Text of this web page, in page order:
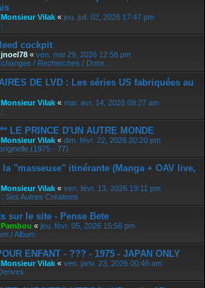
Monsieur Vilak « jeu. juil. 02, 2026 17:47 pm
cockpit
jnoel78 « ven. mai 29, 2026 12:58 pm
/ Recherches / Dons
DE LVD : Les séries US fabriquées au
Monsieur Vilak « mar. avr. 14, 2026 09:27 am
LE PRINCE D'UN AUTRE MONDE
Monsieur Vilak « dim. févr. 22, 2026 20:20 pm
(1975 - 77)
la "masseuse" itinérante (Manga + OAV live,
Monsieur Vilak « ven. févr. 13, 2026 19:11 pm
Ses Autres Créations
sur le site - Pense Bete
Pambou « jeu. févr. 05, 2026 15:56 pm
/ Album
ENFANT - ??? - 1975 - JAPAN ONLY
Monsieur Vilak « ven. janv. 23, 2026 00:48 am